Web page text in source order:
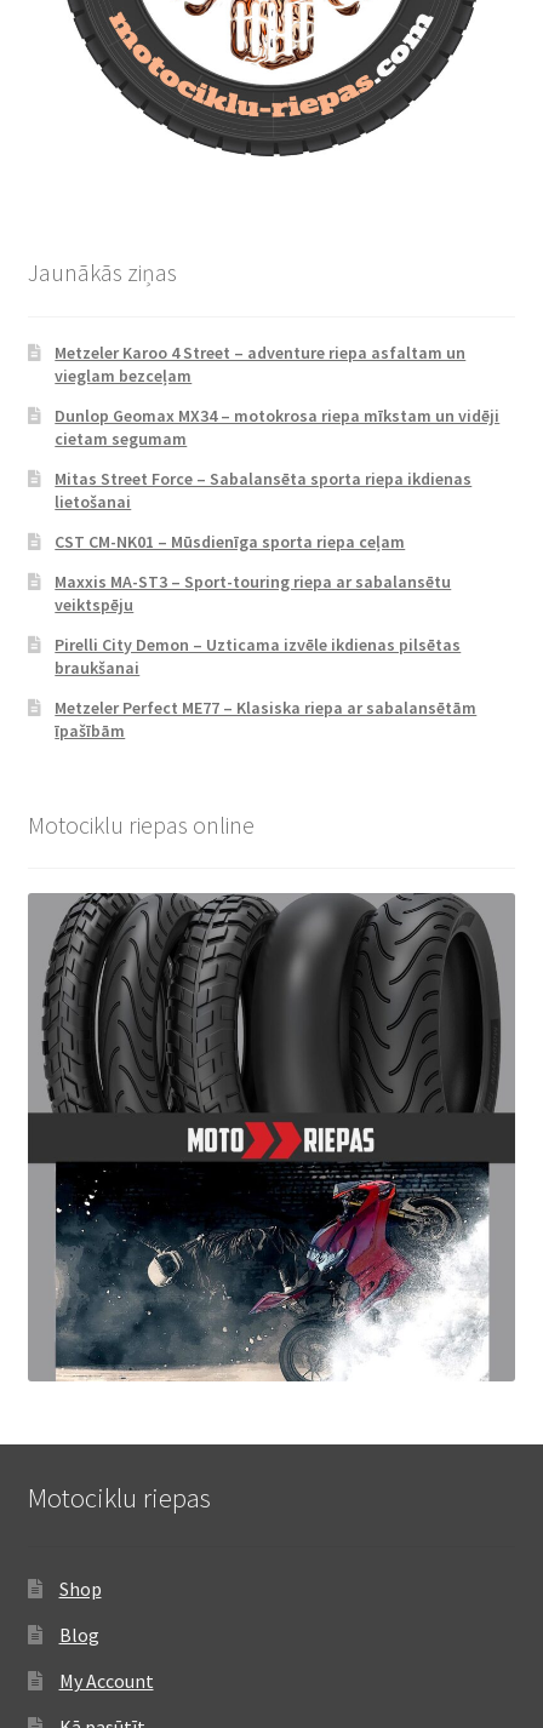
Jaunākās ziņas
Metzeler Karoo 4 Street – adventure riepa asfaltam un
vieglam bezceļam
Dunlop Geomax MX34 – motokrosa riepa mīkstam un vidēji
cietam segumam
Mitas Street Force – Sabalansēta sporta riepa ikdienas
lietošanai
CST CM-NK01 – Mūsdienīga sporta riepa ceļam
Maxxis MA-ST3 – Sport-touring riepa ar sabalansētu
veiktspēju
Pirelli City Demon – Uzticama izvēle ikdienas pilsētas
braukšanai
Metzeler Perfect ME77 – Klasiska riepa ar sabalansētām
īpašībām
Motociklu riepas online
Motociklu riepas
Shop
Blog
My Account